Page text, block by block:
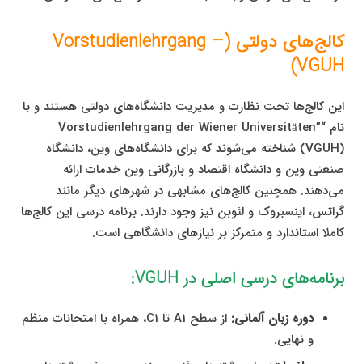
کالج‌های دولتی (Vorstudienlehrgang –
VGUH)
این کالج‌ها تحت نظارت و مدیریت دانشگاه‌های دولتی هستند و با
نام “Vorstudienlehrgang der Wiener Universitäten”
(VGUH) شناخته می‌شوند که برای دانشگاه‌های وین، دانشگاه
صنعتی وین و دانشگاه اقتصاد و بازرگانی وین خدمات ارائه
می‌دهند. همچنین کالج‌های مشابهی در شهرهای دیگر مانند
گراتس، اینسبروک و لئوبن نیز وجود دارند. برنامه درسی این کالج‌ها
کاملا استاندارد و متمرکز بر نیازهای دانشگاهی است.
برنامه‌های درسی اصلی در VGUH:
دوره زبان آلمانی:
از سطح A1 تا C1، همراه با امتحانات منظم
و نهایی.